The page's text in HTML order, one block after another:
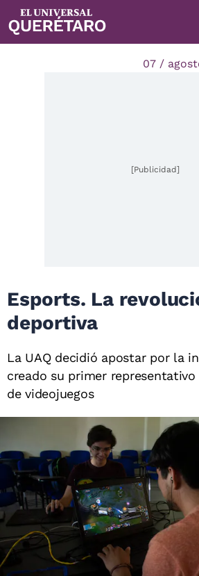
07 /
[Publicidad]
Esports. La
deportiva
La UAQ decidió apostar por la
creado su primer
de videojuegos